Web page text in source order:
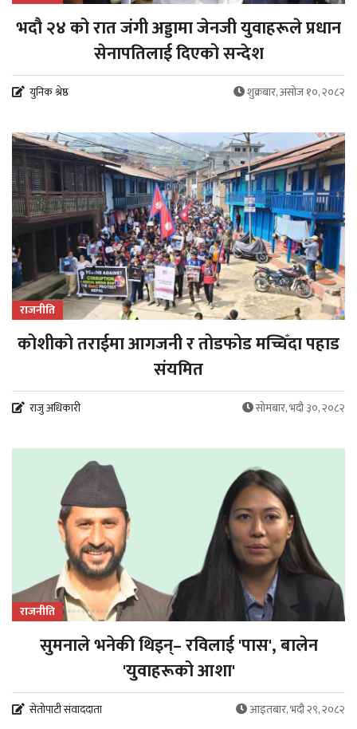
भदौ २४ को रात जंगी अड्डामा जेनजी युवाहरूले प्रधान
सेनापतिलाई दिएको सन्देश
युनिक श्रेष्ठ शुक्रबार, असोज १०, २०८२
राजनीति
कोशीको तराईमा आगजनी र तोडफोड मच्चिँदा पहाड
संयमित
राजु अधिकारी सोमबार, भदौ ३०, २०८२
राजनीति
सुमनाले भनेकी थिइन्– रविलाई 'पास', बालेन
'युवाहरूको आशा'
सेतोपाटी संवाददाता आइतबार, भदौ २९, २०८२